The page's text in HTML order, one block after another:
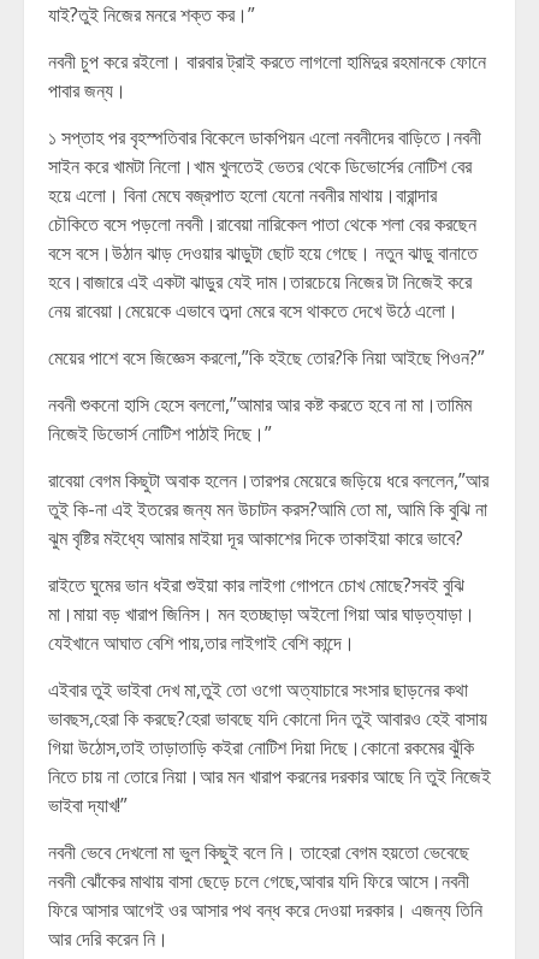
যাই?তুই নিজের মনরে শক্ত কর।”
নবনী চুপ করে রইলো। বারবার ট্রাই করতে লাগলো হামিদুর রহমানকে ফোনে
পাবার জন্য।
১ সপ্তাহ পর বৃহস্পতিবার বিকেলে ডাকপিয়ন এলো নবনীদের বাড়িতে।নবনী
সাইন করে খামটা নিলো।খাম খুলতেই ভেতর থেকে ডিভোর্সের নোটিশ বের
হয়ে এলো। বিনা মেঘে বজ্রপাত হলো যেনো নবনীর মাথায়।বারান্দার
চৌকিতে বসে পড়লো নবনী।রাবেয়া নারিকেল পাতা থেকে শলা বের করছেন
বসে বসে।উঠান ঝাড় দেওয়ার ঝাড়ুটা ছোট হয়ে গেছে। নতুন ঝাড়ু বানাতে
হবে।বাজারে এই একটা ঝাড়ুর যেই দাম।তারচেয়ে নিজের টা নিজেই করে
নেয় রাবেয়া।মেয়েকে এভাবে তব্দা মেরে বসে থাকতে দেখে উঠে এলো।
মেয়ের পাশে বসে জিজ্ঞেস করলো,”কি হইছে তোর?কি নিয়া আইছে পিওন?”
নবনী শুকনো হাসি হেসে বললো,”আমার আর কষ্ট করতে হবে না মা।তামিম
নিজেই ডিভোর্স নোটিশ পাঠাই দিছে।”
রাবেয়া বেগম কিছুটা অবাক হলেন।তারপর মেয়েরে জড়িয়ে ধরে বললেন,”আর
তুই কি-না এই ইতরের জন্য মন উচাটন করস?আমি তো মা, আমি কি বুঝি না
ঝুম বৃষ্টির মইধ্যে আমার মাইয়া দূর আকাশের দিকে তাকাইয়া কারে ভাবে?
রাইতে ঘুমের ভান ধইরা শুইয়া কার লাইগা গোপনে চোখ মোছে?সবই বুঝি
মা।মায়া বড় খারাপ জিনিস। মন হতচ্ছাড়া অইলো গিয়া আর ঘাড়ত্যাড়া।
যেইখানে আঘাত বেশি পায়,তার লাইগাই বেশি কান্দে।
এইবার তুই ভাইবা দেখ মা,তুই তো ওগো অত্যাচারে সংসার ছাড়নের কথা
ভাবছস,হেরা কি করছে?হেরা ভাবছে যদি কোনো দিন তুই আবারও হেই বাসায়
গিয়া উঠোস,তাই তাড়াতাড়ি কইরা নোটিশ দিয়া দিছে।কোনো রকমের ঝুঁকি
নিতে চায় না তোরে নিয়া।আর মন খারাপ করনের দরকার আছে নি তুই নিজেই
ভাইবা দ্যাখ!”
নবনী ভেবে দেখলো মা ভুল কিছুই বলে নি। তাহেরা বেগম হয়তো ভেবেছে
নবনী ঝোঁকের মাথায় বাসা ছেড়ে চলে গেছে,আবার যদি ফিরে আসে।নবনী
ফিরে আসার আগেই ওর আসার পথ বন্ধ করে দেওয়া দরকার। এজন্য তিনি
আর দেরি করেন নি।